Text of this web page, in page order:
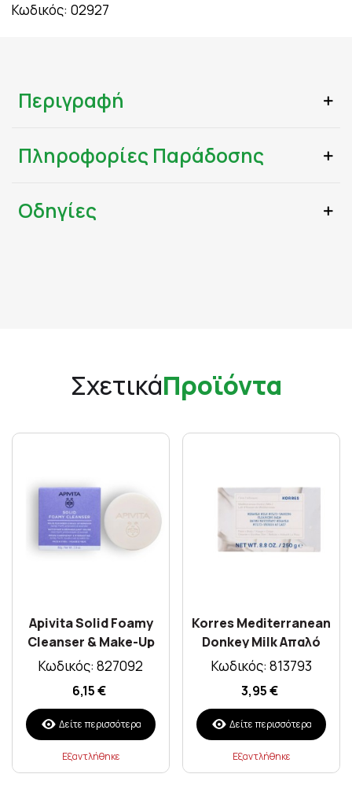
Κωδικός: 02927
Περιγραφή
Πληροφορίες Παράδοσης
Οδηγίες
ΣχετικάΠροϊόντα
Apivita Solid Foamy
Cleanser & Make-Up
Remover Face & Eyes
Κωδικός: 827092
6,15 €
Δείτε περισσότερα
Εξαντλήθηκε
Korres Mediterranean
Donkey Milk Απαλό
Σαπούνι Καθαρισμού
250gr
Κωδικός: 813793
3,95 €
Δείτε περισσότερα
Εξαντλήθηκε